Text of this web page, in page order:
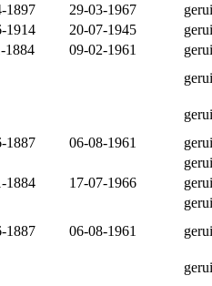
1897 29-03-1967
1914 20-07-1945
1884 09-02-1961
1887 06-08-1961
1884 17-07-1966
1887 06-08-1961